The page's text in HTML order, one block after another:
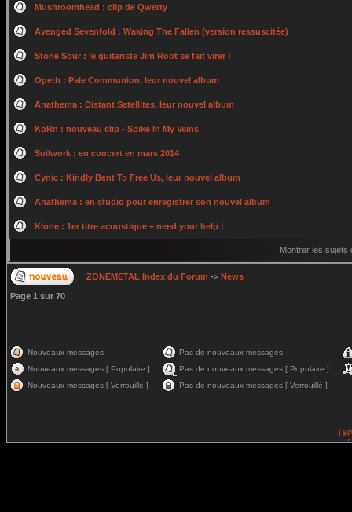
Mushroomhead : clip de Qwerty
Avenged Sevenfold : Waking The Fallen (version ressuscitée)
Stone Sour : le guitariste Jim Root se fait virer !
Opeth : Pale Communion, leur nouvel album
Anathema : Distant Satellites, leur nouvel album
KoRn : nouveau clip - Spike In My Veins
Soilwork : en concert en mars 2014
Cynic : Kindly Bent To Free Us, leur nouvel album
Anathema : en studio pour enregistrer son nouvel album
Klone : 1er titre acoustique + need your help !
Montrer les sujets
ZONEMETAL Index du Forum -> News
Page 1 sur 70
Nouveaux messages
Pas de nouveaux messages
Nouveaux messages [ Populaire ]
Pas de nouveaux messages [ Populaire ]
Nouveaux messages [ Verrouillé ]
Pas de nouveaux messages [ Verrouillé ]